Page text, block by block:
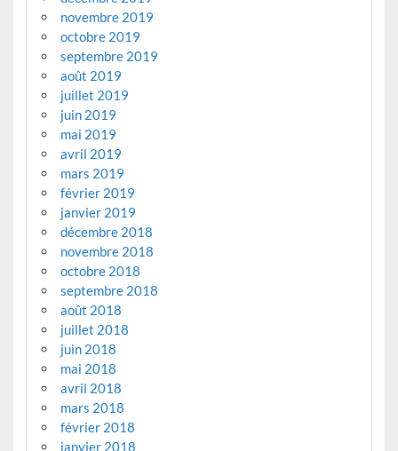
novembre 2019
octobre 2019
septembre 2019
août 2019
juillet 2019
juin 2019
mai 2019
avril 2019
mars 2019
février 2019
janvier 2019
décembre 2018
novembre 2018
octobre 2018
septembre 2018
août 2018
juillet 2018
juin 2018
mai 2018
avril 2018
mars 2018
février 2018
janvier 2018